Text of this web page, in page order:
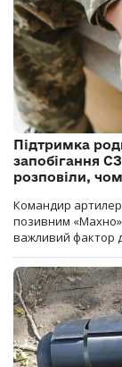
Підтримка
запобігання
розповіли,
Командир
позивним «Махно»
важливий фактор